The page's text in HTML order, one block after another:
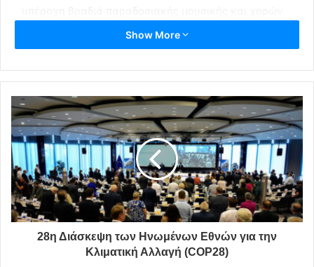
που διεξάγεται σε ετήσια βάση στο υπαίθριο θέατρο
«Νταμάρι-Αλίκη Βουγιουκλάκη» .
Μετά από 75 χρόνια συνεχούς διακονίας και
προσφοράς στη διδασκαλία, διάσωση, διάδοση και
καταγραφή της μουσικής παράδοσης της Θράκης,
άφησε πίσω του πολύτιμες μουσικές καταγραφές
και τέσσερις γενιές μαθητών και συνεργατών
που θα διαιωνίσουν το όνομα, το όραμα και τη
διδασκαλία του ες αεί. Αιωνία η μνήμη του και η
ευγνωμοσύνη όλων μας για την προσφορά του.
Show More
28η Διάσκεψη των Ηνωμένων Εθνών για την
Κλιματική Αλλαγή (COP28)